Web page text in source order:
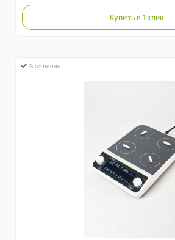
Купить в 1 клик
В наличии